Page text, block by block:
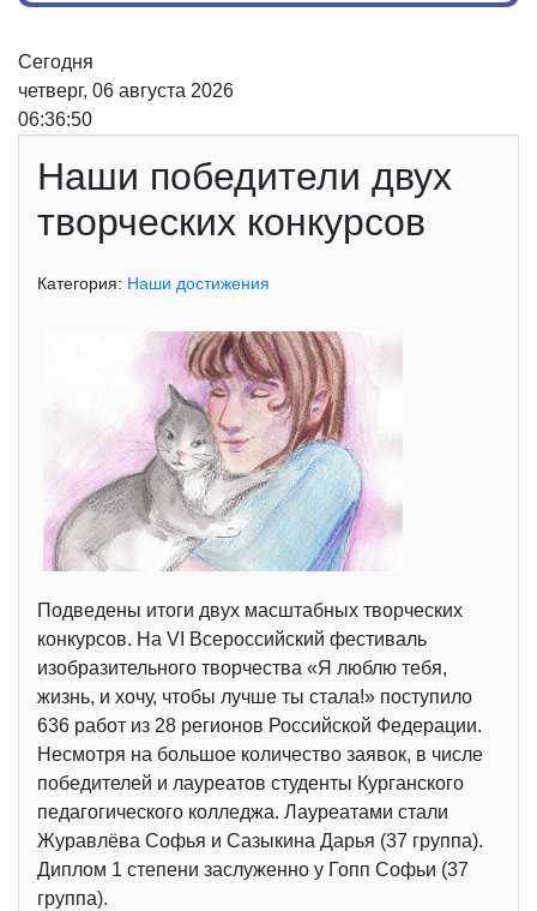
Сегодня
четверг, 06 августа 2026
06:36:50
Наши победители двух
творческих конкурсов
Категория: Наши достижения
Подведены итоги двух масштабных творческих
конкурсов. На VI Всероссийский фестиваль
изобразительного творчества «Я люблю тебя,
жизнь, и хочу, чтобы лучше ты стала!» поступило
636 работ из 28 регионов Российской Федерации.
Несмотря на большое количество заявок, в числе
победителей и лауреатов студенты Курганского
педагогического колледжа. Лауреатами стали
Журавлёва Софья и Сазыкина Дарья (37 группа).
Диплом 1 степени заслуженно у Гопп Софьи (37
группа).